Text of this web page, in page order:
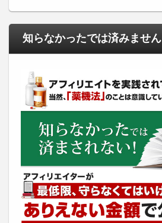
知らなかったでは済みません